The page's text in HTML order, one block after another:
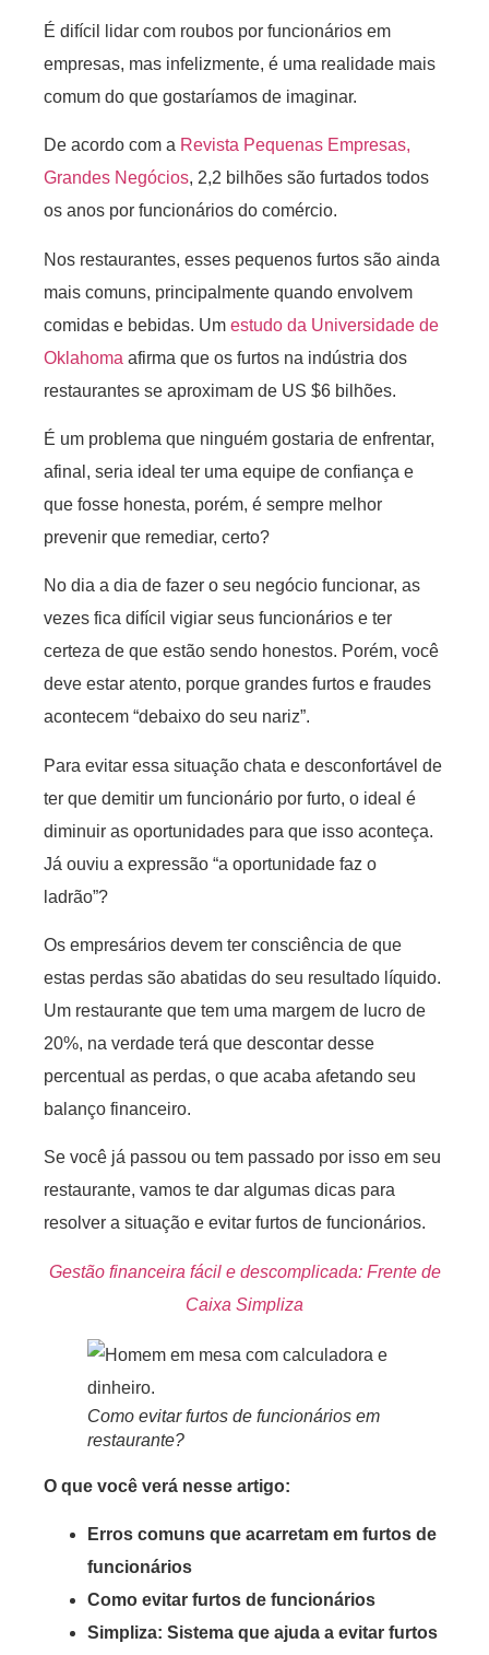
É difícil lidar com roubos por funcionários em
empresas, mas infelizmente, é uma realidade mais
comum do que gostaríamos de imaginar.
De acordo com a Revista Pequenas Empresas,
Grandes Negócios, 2,2 bilhões são furtados todos
os anos por funcionários do comércio.
Nos restaurantes, esses pequenos furtos são ainda
mais comuns, principalmente quando envolvem
comidas e bebidas. Um estudo da Universidade de
Oklahoma afirma que os furtos na indústria dos
restaurantes se aproximam de US $6 bilhões.
É um problema que ninguém gostaria de enfrentar,
afinal, seria ideal ter uma equipe de confiança e
que fosse honesta, porém, é sempre melhor
prevenir que remediar, certo?
No dia a dia de fazer o seu negócio funcionar, as
vezes fica difícil vigiar seus funcionários e ter
certeza de que estão sendo honestos. Porém, você
deve estar atento, porque grandes furtos e fraudes
acontecem “debaixo do seu nariz”.
Para evitar essa situação chata e desconfortável de
ter que demitir um funcionário por furto, o ideal é
diminuir as oportunidades para que isso aconteça.
Já ouviu a expressão “a oportunidade faz o
ladrão”?
Os empresários devem ter consciência de que
estas perdas são abatidas do seu resultado líquido.
Um restaurante que tem uma margem de lucro de
20%, na verdade terá que descontar desse
percentual as perdas, o que acaba afetando seu
balanço financeiro.
Se você já passou ou tem passado por isso em seu
restaurante, vamos te dar algumas dicas para
resolver a situação e evitar furtos de funcionários.
Gestão financeira fácil e descomplicada: Frente de
Caixa Simpliza
Como evitar furtos de funcionários em
restaurante?
O que você verá nesse artigo:
Erros comuns que acarretam em furtos de
funcionários
Como evitar furtos de funcionários
Simpliza: Sistema que ajuda a evitar furtos